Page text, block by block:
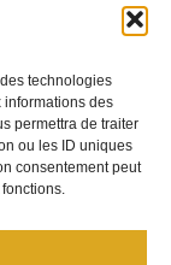
technologies
informations des
permettra de traiter
ou les ID uniques
consentement peut
(salle Persan).